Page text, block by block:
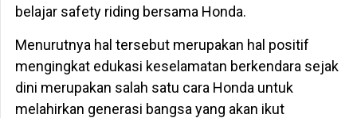
belajar safety riding bersama Honda.
Menurutnya hal tersebut merupakan hal positif
mengingkat edukasi keselamatan berkendara sejak
dini merupakan salah satu cara Honda untuk
melahirkan generasi bangsa yang akan ikut